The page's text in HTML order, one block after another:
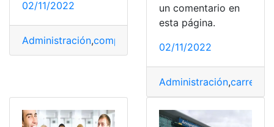
02/11/2022
Administración,computadora iniciar ,Instagram
un comentario en
esta página.
02/11/2022
Administración,carrera